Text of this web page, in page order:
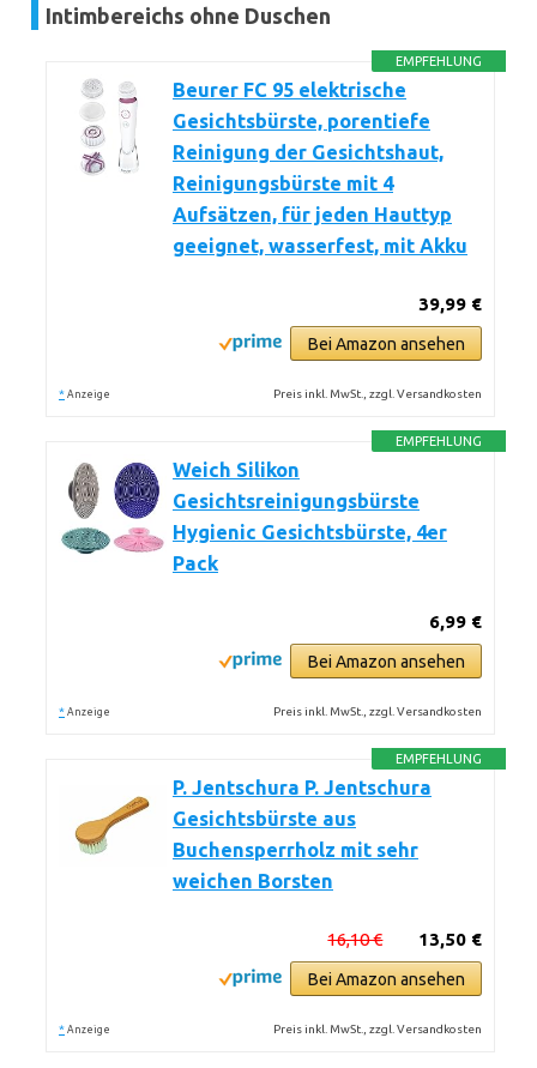
Intimbereichs ohne Duschen
EMPFEHLUNG
Beurer FC 95 elektrische
Gesichtsbürste, porentiefe
Reinigung der Gesichtshaut,
Reinigungsbürste mit 4
Aufsätzen, für jeden Hauttyp
geeignet, wasserfest, mit Akku
39,99 €
Bei Amazon ansehen
* Anzeige Preis inkl. MwSt., zzgl. Versandkosten
EMPFEHLUNG
Weich Silikon
Gesichtsreinigungsbürste
Hygienic Gesichtsbürste, 4er
Pack
6,99 €
Bei Amazon ansehen
* Anzeige Preis inkl. MwSt., zzgl. Versandkosten
EMPFEHLUNG
P. Jentschura P. Jentschura
Gesichtsbürste aus
Buchensperrholz mit sehr
weichen Borsten
13,50 €
16,10 €
Bei Amazon ansehen
* Anzeige Preis inkl. MwSt., zzgl. Versandkosten